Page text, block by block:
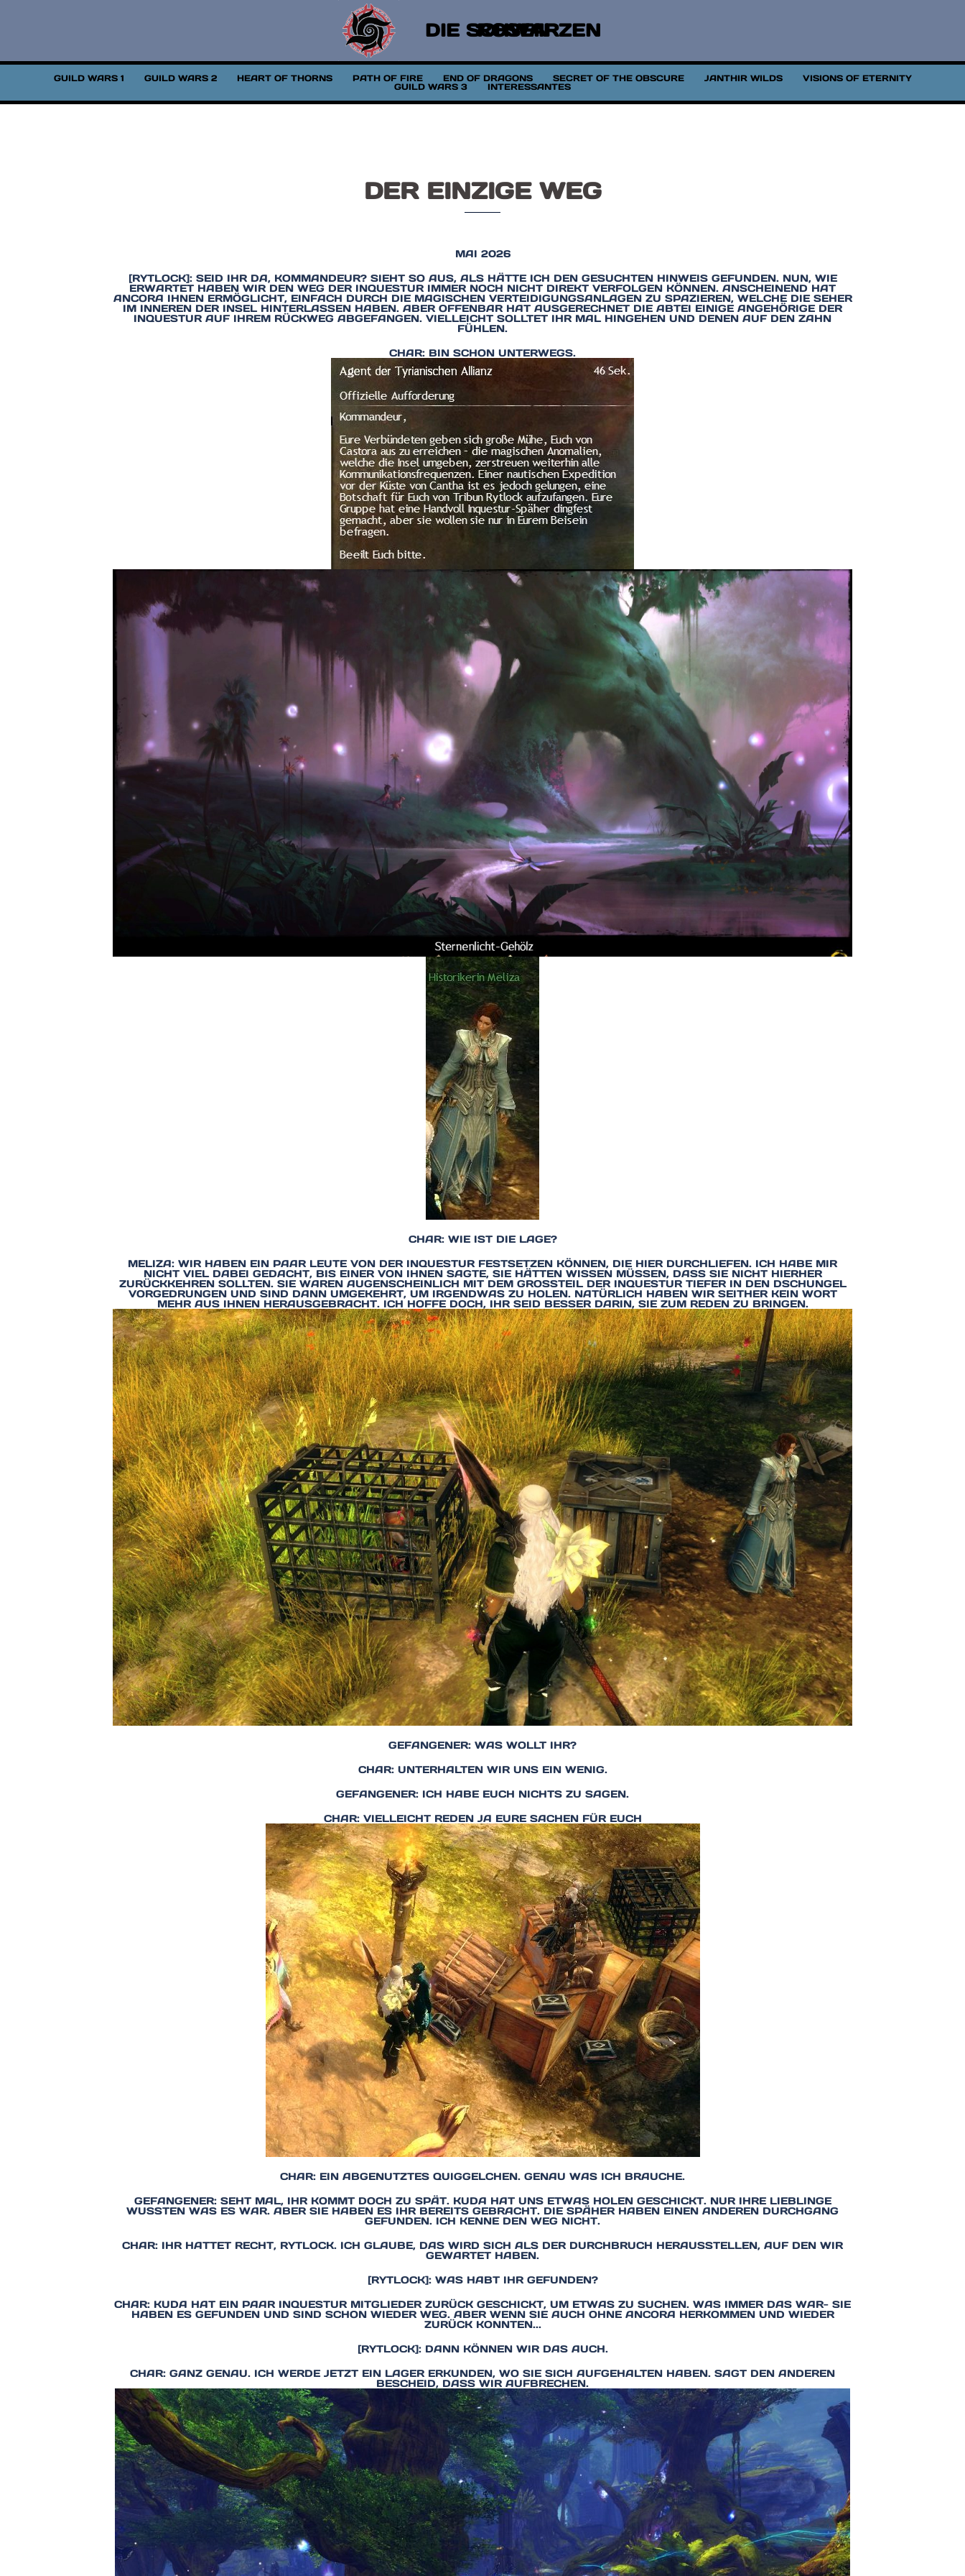
DIE SCHWARZEN ROSEN
GUILD WARS 1 GUILD WARS 2 HEART OF THORNS PATH OF FIRE END OF DRAGONS SECRET OF THE OBSCURE JANTHIR WILDS
VISIONS OF ETERNITY
GUILD WARS 3
INTERESSANTES
DER EINZIGE WEG
MAI 2026
[RYTLOCK]: SEID IHR DA, KOMMANDEUR? SIEHT SO AUS, ALS HÄTTE ICH DEN GESUCHTEN HINWEIS GEFUNDEN. NUN, WIE
ERWARTET HABEN WIR DEN WEG DER INQUESTUR IMMER NOCH NICHT DIREKT VERFOLGEN KÖNNEN. ANSCHEINEND HAT
ANCORA IHNEN ERMÖGLICHT, EINFACH DURCH DIE MAGISCHEN VERTEIDIGUNGSANLAGEN ZU SPAZIEREN, WELCHE DIE SEHER
IM INNEREN DER INSEL HINTERLASSEN HABEN. ABER OFFENBAR HAT AUSGERECHNET DIE ABTEI EINIGE ANGEHÖRIGE DER
INQUESTUR AUF IHREM RÜCKWEG ABGEFANGEN. VIELLEICHT SOLLTET IHR MAL HINGEHEN UND DENEN AUF DEN ZAHN
FÜHLEN.
CHAR: BIN SCHON UNTERWEGS.
CHAR: WIE IST DIE LAGE?
MELIZA: WIR HABEN EIN PAAR LEUTE VON DER INQUESTUR FESTSETZEN KÖNNEN, DIE HIER DURCHLIEFEN. ICH HABE MIR
NICHT VIEL DABEI GEDACHT, BIS EINER VON IHNEN SAGTE, SIE HÄTTEN WISSEN MÜSSEN, DASS SIE NICHT HIERHER
ZURÜCKKEHREN SOLLTEN. SIE WAREN AUGENSCHEINLICH MIT DEM GROSSTEIL DER INQUESTUR TIEFER IN DEN DSCHUNGEL V
ORGEDRUNGEN UND SIND DANN UMGEKEHRT, UM IRGENDWAS ZU HOLEN. NATÜRLICH HABEN WIR SEITHER KEIN WORT M
EHR AUS IHNEN HERAUSGEBRACHT. ICH HOFFE DOCH, IHR SEID BESSER DARIN, SIE ZUM REDEN ZU BRINGEN.
GEFANGENER: WAS WOLLT IHR?
CHAR: UNTERHALTEN WIR UNS EIN WENIG.
GEFANGENER: ICH HABE EUCH NICHTS ZU SAGEN.
CHAR: VIELLEICHT REDEN JA EURE SACHEN FÜR EUCH
CHAR: EIN ABGENUTZTES QUIGGELCHEN. GENAU WAS ICH BRAUCHE.
GEFANGENER: SEHT MAL, IHR KOMMT DOCH ZU SPÄT. KUDA HAT UNS ETWAS HOLEN GESCHICKT. NUR IHRE LIEBLINGE
WUSSTEN WAS ES WAR. ABER SIE HABEN ES IHR BEREITS GEBRACHT. DIE SPÄHER HABEN EINEN ANDEREN DURCHGANG
GEFUNDEN. ICH KENNE DEN WEG NICHT.
CHAR: IHR HATTET RECHT, RYTLOCK. ICH GLAUBE, DAS WIRD SICH ALS DER DURCHBRUCH HERAUSSTELLEN, AUF DEN WIR
GEWARTET HABEN.
[RYTLOCK]: WAS HABT IHR GEFUNDEN?
CHAR: KUDA HAT EIN PAAR INQUESTUR MITGLIEDER ZURÜCK GESCHICKT, UM ETWAS ZU SUCHEN. WAS IMMER DAS WAR- SIE
HABEN ES GEFUNDEN UND SIND SCHON WIEDER WEG. ABER WENN SIE AUCH OHNE ANCORA HERKOMMEN UND WIEDER
ZURÜCK KONNTEN...
[RYTLOCK]: DANN KÖNNEN WIR DAS AUCH.
CHAR: GANZ GENAU. ICH WERDE JETZT EIN LAGER ERKUNDEN, WO SIE SICH AUFGEHALTEN HABEN. SAGT DEN ANDEREN
BESCHEID, DASS WIR AUFBRECHEN.